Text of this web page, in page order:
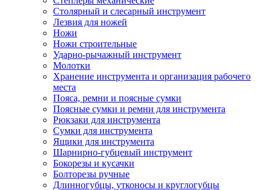
Столярный и слесарный инструмент
Лезвия для ножей
Ножи
Ножи строительные
Ударно-рычажный инструмент
Молотки
Хранение инструмента и организация рабочего
места
Пояса, ремни и поясные сумки
Поясные сумки и ремни для инструмента
Рюкзаки для инструмента
Сумки для инструмента
Ящики для инструмента
Шарнирно-губцевый инструмент
Бокорезы и кусачки
Болторезы ручные
Длинногубцы, утконосы и круглогубцы